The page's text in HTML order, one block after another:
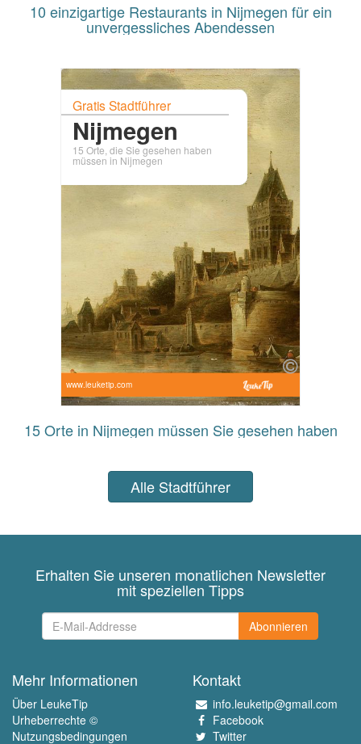
10 einzigartige Restaurants in Nijmegen für ein
unvergessliches Abendessen
Gratis Stadtführer
Nijmegen
15 Orte, die Sie gesehen haben
müssen in Nijmegen
www.leuketip.com
15 Orte in Nijmegen müssen Sie gesehen haben
Alle Stadtführer
Erhalten Sie unseren monatlichen Newsletter
mit speziellen Tipps
Abonnieren
Mehr Informationen
Über LeukeTip
Urheberrechte ©
Nutzungsbedingungen
Kontakt
info.leuketip@gmail.com
Facebook
Twitter